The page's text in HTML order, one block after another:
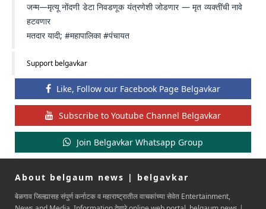
जन्म—मृत्यू नोंदणी डेटा निवडणूक यंत्रणेशी जोडणार — मृत व्यक्तींची नावे
हटवणार
मतदार यादी; #महापालिका #पंचायत
Support belgavkar
Like, Follow our Facebook Page Belgavkar
Subscribe to Youtube Channel Belgavkar
Join Belgavkar Whatsapp Group
About belgaum news | belgavkar
बेळगाव जिल्ह्यासह संपुर्ण कर्नाटक व महाराष्ट्रातील वाचकांच्या सेवेत Entertainment,